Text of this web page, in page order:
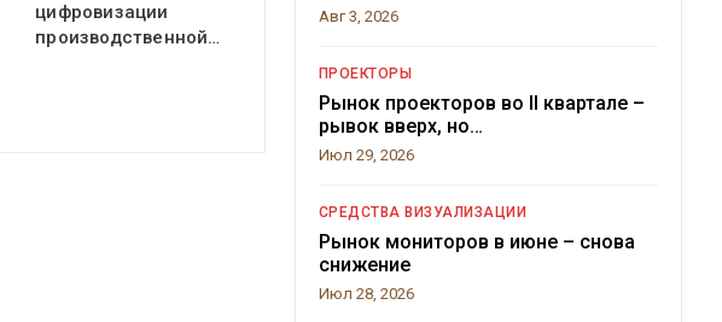
цифровизации
производственной…
Авг 3, 2026
ПРОЕКТОРЫ
Рынок проекторов во II квартале –
рывок вверх, но…
Июл 29, 2026
СРЕДСТВА ВИЗУАЛИЗАЦИИ
Рынок мониторов в июне – снова
снижение
Июл 28, 2026